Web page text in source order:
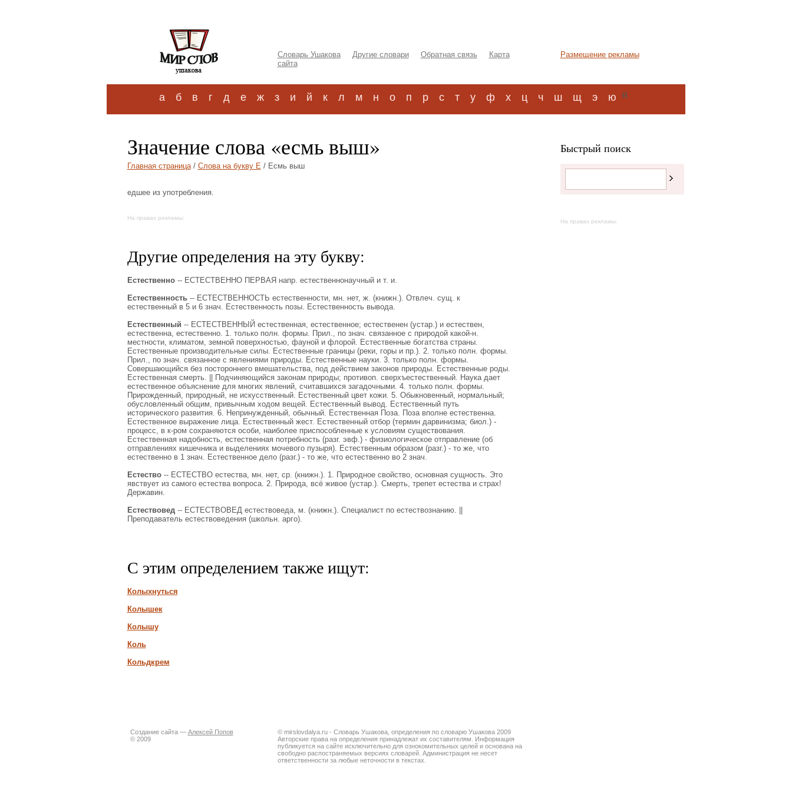
Словарь Ушакова Другие словари Обратная связь
Карта
сайта
Размещение рекламы
а б в г д е ж з и й к л м н о п р с т у ф х ц ч ш щ э ю я
Значение слова «есмь выш»
Главная страница/ Слова на букву Е/ Есмь выш
едшее из употребления.
На правах рекламы:
Другие определения на эту букву:
Естественно-- ЕСТЕСТВЕННО ПЕРВАЯ напр. естественнонаучный и т. и.
Естественность-- ЕСТЕСТВЕННОСТЬ естественности, мн. нет, ж. (книжн.). Отвлеч. сущ. к
естественный в 5 и 6 знач. Естественность позы. Естественность вывода.
Естественный -- ЕСТЕСТВЕННЫЙ естественная, естественное; естественен (устар.) и естествен,
естественна, естественно. 1. только полн. формы. Прил., по знач. связанное с природой какой-н.
местности, климатом, земной поверхностью, фауной и флорой. Естественные богатства страны.
Естественные производительные силы. Естественные границы (реки, горы и пр.). 2. только полн. формы.
Прил., по знач. связанное с явлениями природы. Естественные науки. 3. только полн. формы.
Совершающийся без постороннего вмешательства, под действием законов природы. Естественные роды.
Естественная смерть. || Подчиняющийся законам природы; противоп. сверхъестественный. Наука дает
естественное объяснение для многих явлений, считавшихся загадочными. 4. только полн. формы.
Прирожденный, природный, не искусственный. Естественный цвет кожи. 5. Обыкновенный, нормальный;
обусловленный общим, привычным ходом вещей. Естественный вывод. Естественный путь
исторического развития. 6. Непринужденный, обычный. Естественная Поза. Поза вполне естественна.
Естественное выражение лица. Естественный жест. Естественный отбор (термин дарвинизма; биол.) -
процесс, в к-ром сохраняются особи, наиболее приспособленные к условиям существования.
Естественная надобность, естественная потребность (разг. эвф.) - физиологическое отправление (об
отправлениях кишечника и выделениях мочевого пузыря). Естественным образом (разг.) - то же, что
естественно в 1 знач. Естественное дело (разг.) - то же, что естественно во 2 знач.
Естество-- ЕСТЕСТВО естества, мн. нет, ср. (книжн.). 1. Природное свойство, основная сущность. Это
явствует из самого естества вопроса. 2. Природа, всё живое (устар.). Смерть, трепет естества и страх!
Державин.
Естествовед-- ЕСТЕСТВОВЕД естествоведа, м. (книжн.). Специалист по естествознанию. ||
Преподаватель естествоведения (школьн. арго).
С этим определением также ищут:
Колыхнуться
Колышек
Колышу
Коль
Кольдкрем
Быстрый поиск
На правах рекламы:
Создание сайта — Алексей Попов
© 2009
© mirslovdalya.ru - Словарь Ушакова, определения по словарю Ушакова 2009
Авторские права на определения принадлежат их составителям. Информация
публикуется на сайте исключительно для ознокомительных целей и основана на
свободно распостраняемых версиях словарей. Администрация не несет
ответственности за любые неточности в текстах.